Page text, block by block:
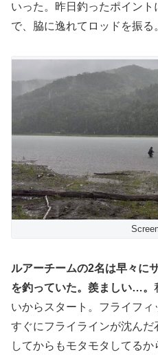
いった。昨日釣ったポイン
で、脇に逸れてロッドを振る
ルアーチームの2名は早々に
を釣っていた。羨ましい…。
いからスタート。フライフ
すぐにフライラインが沈んだ
してからもモタモタしてるか